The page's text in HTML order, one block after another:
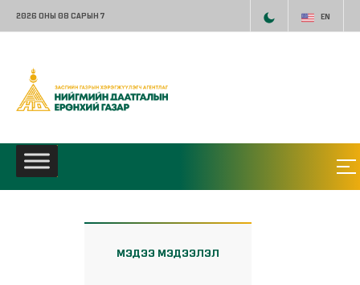
2026 ОНЫ 08 САРЫН 7 EN
МЭДЭЭ МЭДЭЭЛЭЛ